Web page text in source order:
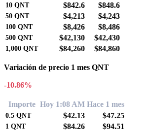
10 QNT $842.6 $848.6
50 QNT $4,213 $4,243
100 QNT $8,426 $8,486
500 QNT $42,130 $42,430
1,000 QNT $84,260 $84,860
Variación de precio 1 mes QNT
-10.86%
Importe Hoy 1:08 AM Hace 1 mes
0.5 QNT $42.13 $47.25
1 QNT $84.26 $94.51